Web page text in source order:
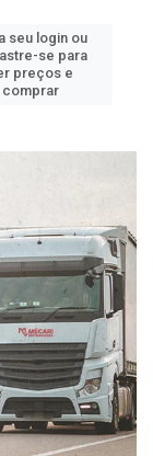
seu login ou
se para
preços e
comprar